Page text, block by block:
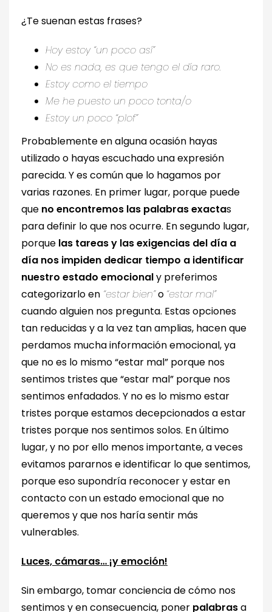
¿Te suenan estas frases?
Hoy estoy “un poco así”
No es nada, es que tengo el día raro.
Estoy como el tiempo
Me he puesto un poco tonta/o
Estoy un poco “plof”
Probablemente en alguna ocasión hayas
utilizado o hayas escuchado una expresión
parecida. Y es común que lo hagamos por
varias razones. En primer lugar, porque puede
que no encontremos las palabras exactas
para definir lo que nos ocurre. En segundo lugar,
porque las tareas y las exigencias del día a
día nos impiden dedicar tiempo a identificar
nuestro estado emocionaly preferimos
categorizarlo en “estar bien”o “estar mal”
cuando alguien nos pregunta. Estas opciones
tan reducidas y a la vez tan amplias, hacen que
perdamos mucha información emocional, ya
que no es lo mismo “estar mal” porque nos
sentimos tristes que “estar mal” porque nos
sentimos enfadados. Y no es lo mismo estar
tristes porque estamos decepcionados a estar
tristes porque nos sentimos solos. En último
lugar, y no por ello menos importante, a veces
evitamos pararnos e identificar lo que sentimos,
porque eso supondría reconocer y estar en
contacto con un estado emocional que no
queremos y que nos haría sentir más
vulnerables.
Luces, cámaras… ¡y emoción!
Sin embargo, tomar conciencia de cómo nos
sentimos y en consecuencia, poner palabrasa